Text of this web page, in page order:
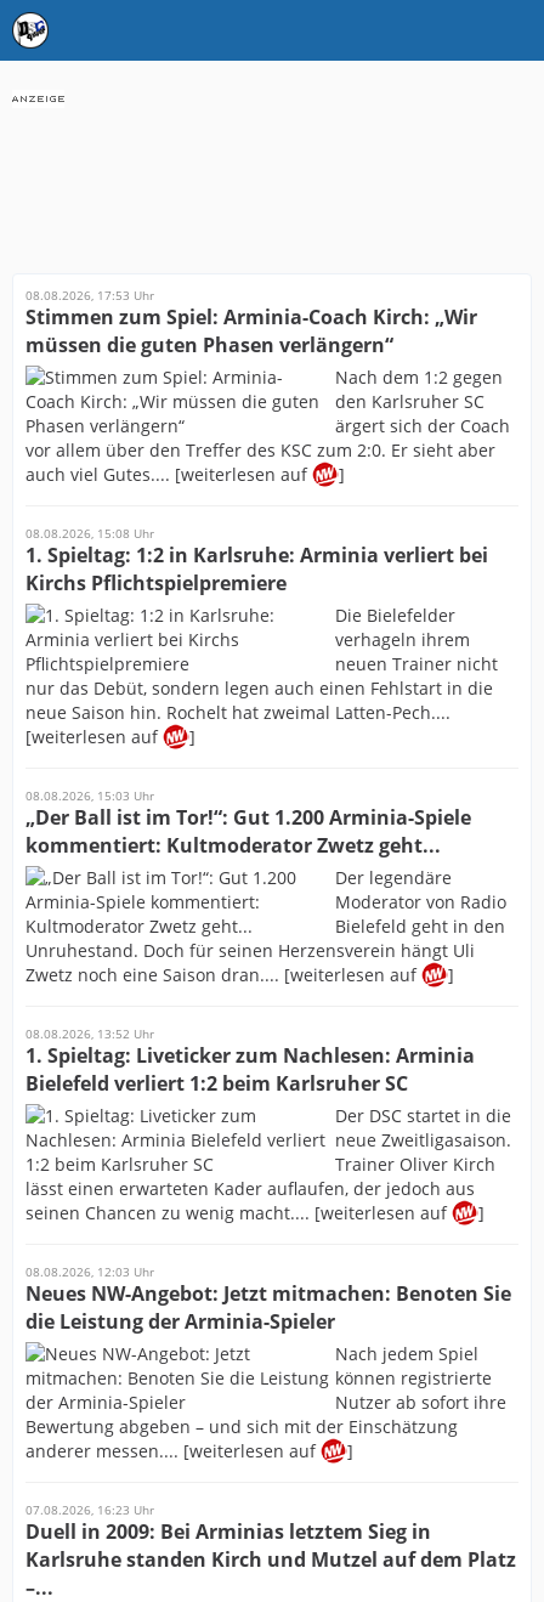
08.08.2026, 17:53 Uhr
Stimmen zum Spiel: Arminia-Coach Kirch: „Wir
müssen die guten Phasen verlängern“
Nach dem 1:2 gegen
den Karlsruher SC
ärgert sich der Coach
vor allem über den Treffer des KSC zum 2:0. Er sieht aber
auch viel Gutes.... [weiterlesen auf
]
08.08.2026, 15:08 Uhr
1. Spieltag: 1:2 in Karlsruhe: Arminia verliert bei
Kirchs Pflichtspielpremiere
Die Bielefelder
verhageln ihrem
neuen Trainer nicht
nur das Debüt, sondern legen auch einen Fehlstart in die
neue Saison hin. Rochelt hat zweimal Latten-Pech....
[weiterlesen auf
]
08.08.2026, 15:03 Uhr
„Der Ball ist im Tor!“: Gut 1.200 Arminia-Spiele
kommentiert: Kultmoderator Zwetz geht...
Der legendäre
Moderator von Radio
Bielefeld geht in den
Unruhestand. Doch für seinen Herzensverein hängt Uli
Zwetz noch eine Saison dran.... [weiterlesen auf
]
08.08.2026, 13:52 Uhr
1. Spieltag: Liveticker zum Nachlesen: Arminia
Bielefeld verliert 1:2 beim Karlsruher SC
Der DSC startet in die
neue Zweitligasaison.
Trainer Oliver Kirch
lässt einen erwarteten Kader auflaufen, der jedoch aus
seinen Chancen zu wenig macht.... [weiterlesen auf
]
08.08.2026, 12:03 Uhr
Neues NW-Angebot: Jetzt mitmachen: Benoten Sie
die Leistung der Arminia-Spieler
Nach jedem Spiel
können registrierte
Nutzer ab sofort ihre
Bewertung abgeben – und sich mit der Einschätzung
anderer messen.... [weiterlesen auf
]
07.08.2026, 16:23 Uhr
Duell in 2009: Bei Arminias letztem Sieg in
Karlsruhe standen Kirch und Mutzel auf dem Platz
–...